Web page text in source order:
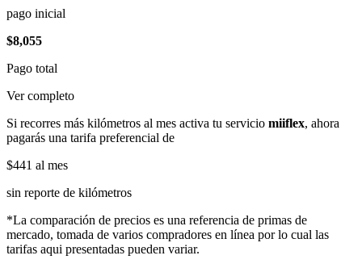
pago inicial
$8,055
Pago total
Ver completo
Si recorres más kilómetros al mes activa tu servicio miiflex, ahora
pagarás una tarifa preferencial de
$441 al mes
sin reporte de kilómetros
*La comparación de precios es una referencia de primas de
mercado, tomada de varios compradores en línea por lo cual las
tarifas aqui presentadas pueden variar.